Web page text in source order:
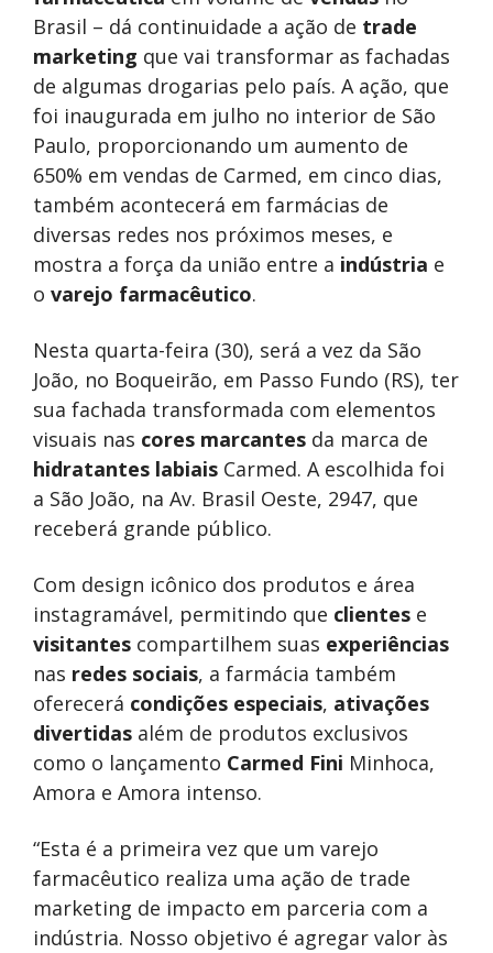
Brasil – dá continuidade a ação de trade
marketing que vai transformar as fachadas
de algumas drogarias pelo país. A ação, que
foi inaugurada em julho no interior de São
Paulo, proporcionando um aumento de
650% em vendas de Carmed, em cinco dias,
também acontecerá em farmácias de
diversas redes nos próximos meses, e
mostra a força da união entre a indústria e
o varejo farmacêutico.
Nesta quarta-feira (30), será a vez da São
João, no Boqueirão, em Passo Fundo (RS), ter
sua fachada transformada com elementos
visuais nas cores marcantes da marca de
hidratantes labiais Carmed. A escolhida foi
a São João, na Av. Brasil Oeste, 2947, que
receberá grande público.
Com design icônico dos produtos e área
instagramável, permitindo que clientes e
visitantes compartilhem suas experiências
nas redes sociais, a farmácia também
oferecerá condições especiais, ativações
divertidas além de produtos exclusivos
como o lançamento Carmed Fini Minhoca,
Amora e Amora intenso.
“Esta é a primeira vez que um varejo
farmacêutico realiza uma ação de trade
marketing de impacto em parceria com a
indústria. Nosso objetivo é agregar valor às